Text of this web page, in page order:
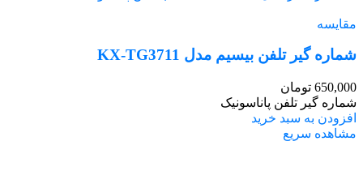
مقایسه
شماره گیر تلفن بیسیم مدل KX-TG3711
650,000 تومان
شماره گیر تلفن پاناسونیک
افزودن به سبد خرید
مشاهده سریع